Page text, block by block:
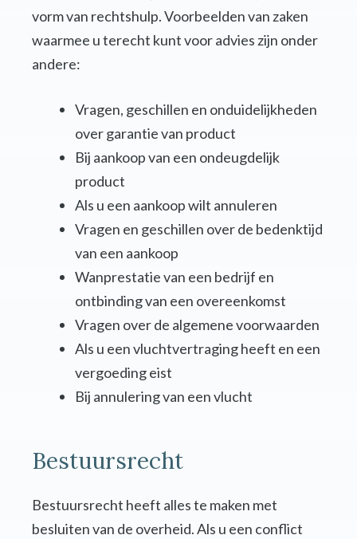
vorm van rechtshulp. Voorbeelden van zaken
waarmee u terecht kunt voor advies zijn onder
andere:
Vragen, geschillen en onduidelijkheden
over garantie van product
Bij aankoop van een ondeugdelijk
product
Als u een aankoop wilt annuleren
Vragen en geschillen over de bedenktijd
van een aankoop
Wanprestatie van een bedrijf en
ontbinding van een overeenkomst
Vragen over de algemene voorwaarden
Als u een vluchtvertraging heeft en een
vergoeding eist
Bij annulering van een vlucht
Bestuursrecht
Bestuursrecht heeft alles te maken met
besluiten van de overheid. Als u een conflict